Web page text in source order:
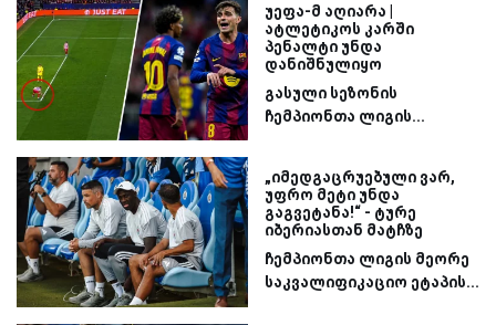
უეფა-მ აღიარა |
ატლეტიკოს კარში
პენალტი უნდა
დანიშნულიყო
გასული სეზონის
ჩემპიონთა ლიგის...
„იმედგაცრუებული ვარ,
უფრო მეტი უნდა
გაგვეტანა!“ - ტურე
იბერიასთან მატჩზე
ჩემპიონთა ლიგის მეორე
საკვალიფიკაციო ეტაპის...